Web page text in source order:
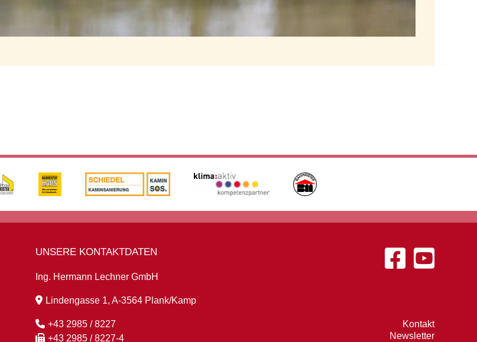
UNSERE KONTAKTDATEN
Ing. Hermann Lechner GmbH
Lindengasse 1, A-3564 Plank/Kamp
+43 2985 / 8227
+43 2985 / 8227-4
Kontakt
Newsletter